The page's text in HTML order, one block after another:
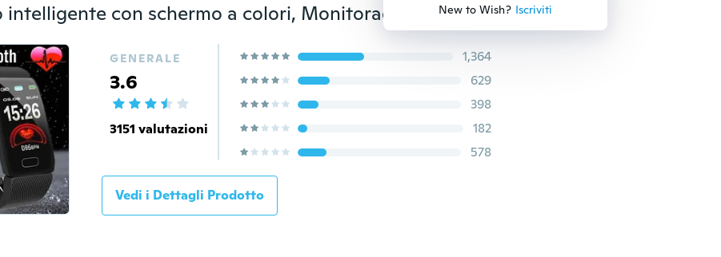
New to Wish? Iscriviti
Braccialetto intelligente con schermo a colori, Monitoraggio della frequenza cardiaca della pressione sanguigna Monitoraggio del sonno Smartband, Pedometro sportivo impermeabile IP67 Contapassi Tracker di attività Braccialetto intelligente, Promemoria chiamate SMS sedentario Orologio intelligente per smartphone Android IOS
GENERALE
3.6
3151 valutazioni
1,364
629
398
182
578
Vedi i Dettagli Prodotto